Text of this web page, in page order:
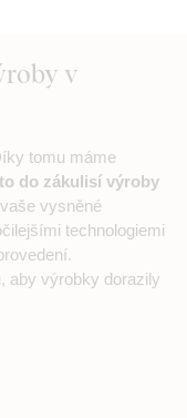
v
tomu máme
do zákulisí výroby
vysněné
technologiemi
aby výrobky dorazily